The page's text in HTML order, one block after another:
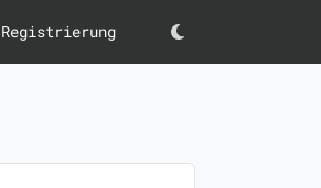
Registrierung Darkmode